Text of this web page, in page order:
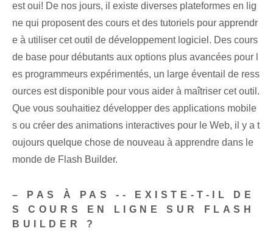
est oui! De nos jours, il existe diverses plateformes en lig
ne qui proposent des cours et des tutoriels pour apprendr
e à utiliser cet outil de développement logiciel. Des cours
de base pour débutants aux options plus avancées pour l
es programmeurs expérimentés, un large éventail de ress
ources est disponible pour vous aider à maîtriser cet outil.
Que vous souhaitiez développer des applications mobile
s ou créer des animations interactives pour le Web, il y a t
oujours quelque chose de nouveau à apprendre dans le
monde de Flash Builder.
– PAS À PAS -- EXISTE-T-IL DE
S COURS EN LIGNE SUR FLASH
BUILDER ?